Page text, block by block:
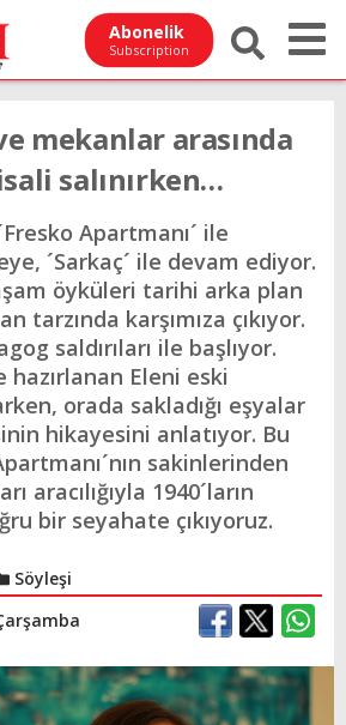
Abonelik
Subscription
mekanlar arasında
salınırken…
Apartmanı´ ile
´Sarkaç´ ile devam ediyor.
öyküleri tarihi arka plan
tarzında karşımıza çıkıyor.
saldırıları ile başlıyor.
hazırlanan Eleni eski
orada sakladığı eşyalar
hikayesini anlatıyor. Bu
sakinlerinden
aracılığıyla 1940´ların
bir seyahate çıkıyoruz.
Söyleşi